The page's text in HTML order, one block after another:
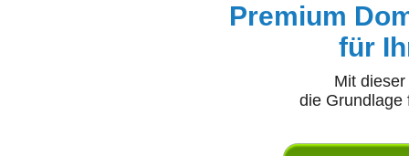
Premium
für
Mit
die